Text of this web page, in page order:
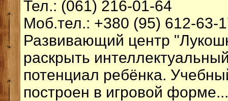
Тел.: (061) 216-01-64
Моб.тел.: +380 (95) 612-63-
Развивающий центр
раскрыть
потенциал ребёнка.
построен в игровой